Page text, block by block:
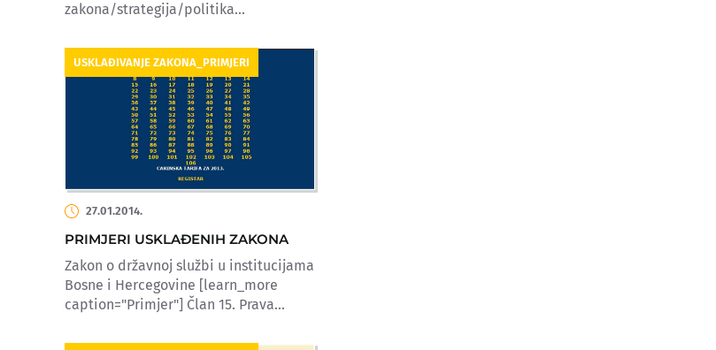
zakona/strategija/politika...
USKLAĐIVANJE ZAKONA_PRIMJERI
27.01.2014.
PRIMJERI USKLAĐENIH ZAKONA
Zakon o državnoj službi u institucijama
Bosne i Hercegovine [learn_more
caption="Primjer"] Član 15. Prava...